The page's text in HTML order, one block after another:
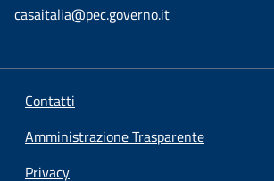
casaitalia@pec.governo.it
Contatti
Amministrazione Trasparente
Privacy